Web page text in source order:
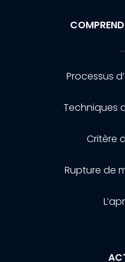
Processus
Techniques
Critère
Rupture de